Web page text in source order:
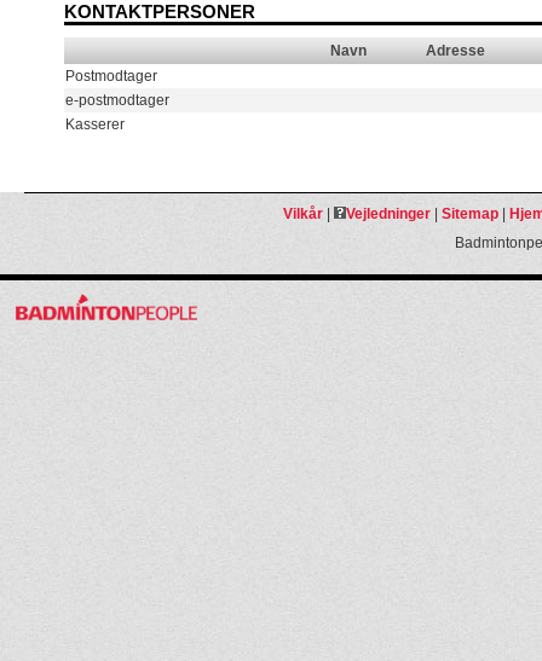
KONTAKTPERSONER
Navn
Adresse
Postmodtager
e-postmodtager
Kasserer
Vilkår| Vejledninger| Sitemap|